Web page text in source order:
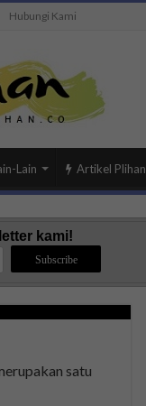
Hubungi Kami
Lain Artikel Plihan
kami!
satu